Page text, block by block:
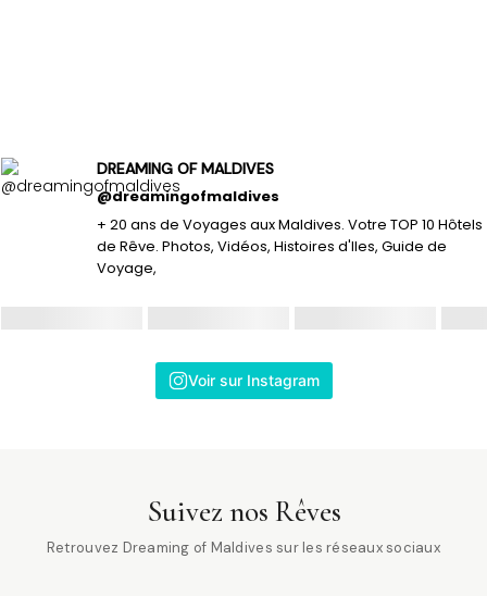
DREAMING OF MALDIVES
@dreamingofmaldives
+ 20 ans de Voyages aux Maldives. Votre TOP 10 Hôtels
de Rêve. Photos, Vidéos, Histoires d'Iles, Guide de
Voyage,
Voir sur Instagram
Suivez nos Rêves
Retrouvez Dreaming of Maldives sur les réseaux sociaux